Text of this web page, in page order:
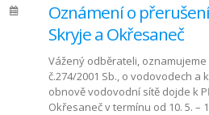
Oznámení o
Skryje a Okřesaneč
Vážený odběrateli,
č.274/2001 Sb., o vodovodech
obnově vodovodní sítě dojde k
Okřesaneč v termínu od 10. 5. –